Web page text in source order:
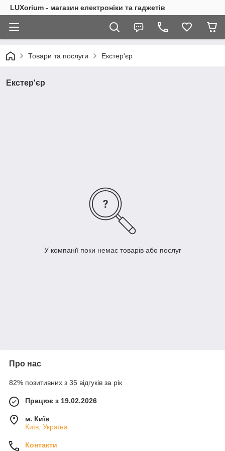
LUXorium - магазин електроніки та гаджетів
Товари та послуги Екстер'єр
Екстер'єр
У компанії поки немає товарів або послуг
Про нас
82% позитивних з 35 відгуків за рік
Працює з 19.02.2026
м. Київ
Київ, Україна
Контакти